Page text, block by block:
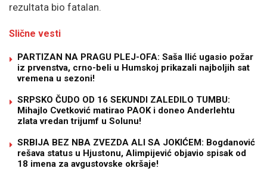
rezultata bio fatalan.
Slične vesti
PARTIZAN NA PRAGU PLEJ-OFA: Saša Ilić ugasio požar
iz prvenstva, crno-beli u Humskoj prikazali najboljih sat
vremena u sezoni!
SRPSKO ČUDO OD 16 SEKUNDI ZALEDILO TUMBU:
Mihajlo Cvetković matirao PAOK i doneo Anderlehtu
zlata vredan trijumf u Solunu!
SRBIJA BEZ NBA ZVEZDA ALI SA JOKIĆEM: Bogdanović
rešava status u Hjustonu, Alimpijević objavio spisak od
18 imena za avgustovske okršaje!